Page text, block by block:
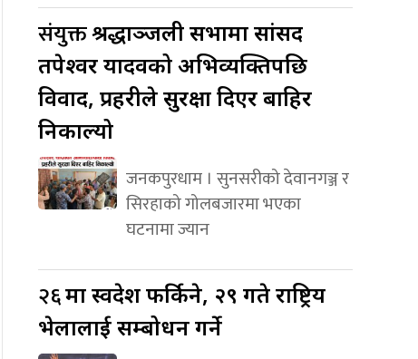
संयुक्तश्रद्धाञ्जली सभामा सांसद
तपेश्वर यादवको अभिव्यक्तिपछि
विवाद, प्रहरीले सुरक्षा दिएर बाहिर
निकाल्यो
जनकपुरधाम । सुनसरीको देवानगञ्ज र
सिरहाको गोलबजारमा भएका
घटनामा ज्यान
२६मा स्वदेश फर्किने, २९ गते राष्ट्रिय
भेलालाई सम्बोधन गर्ने